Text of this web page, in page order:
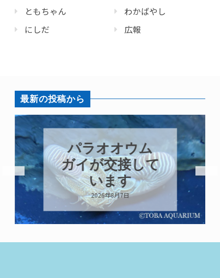
ともちゃん
にしだ
わかばやし
広報
最新の投稿から
パラオオウム
ガイが交接して
います
2026年8月7日